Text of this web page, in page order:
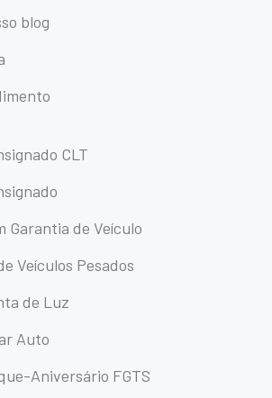
blog
CLT
Garantia de Veículo
Veículos Pesados
de Luz
Auto
Aniversário FGTS